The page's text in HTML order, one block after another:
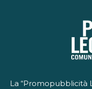
La “Promopubblicità